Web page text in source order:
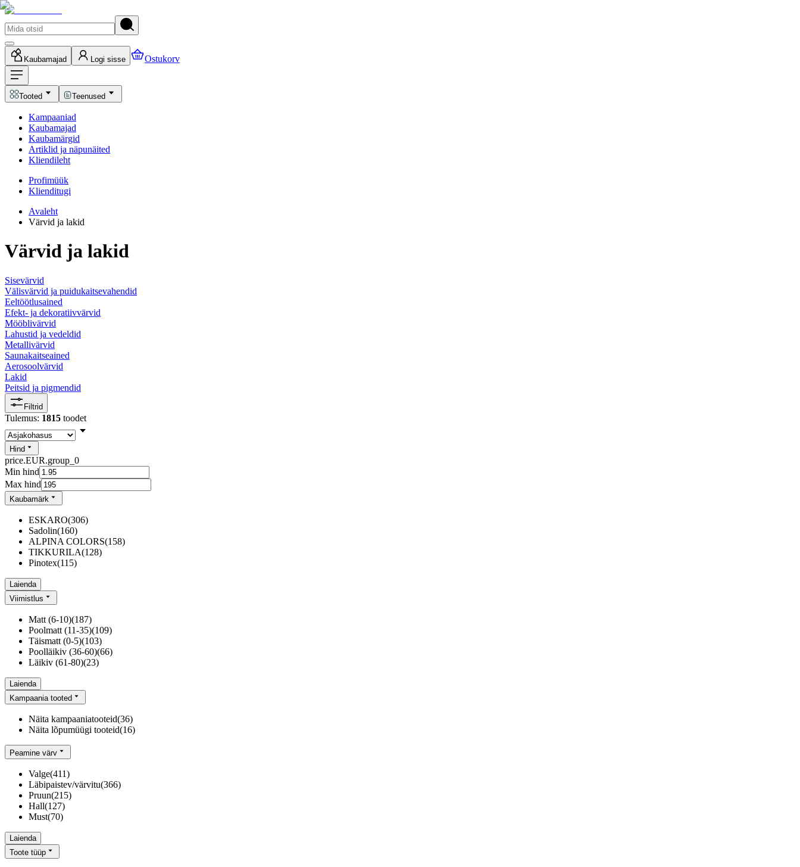
Kaubamajad Logi sisse Ostukorv
Tooted Teenused
Kampaaniad
Kaubamajad
Kaubamärgid
Artiklid ja näpunäited
Kliendileht
Profimüük
Klienditugi
Avaleht
Värvid ja lakid
Värvid ja lakid
Sisevärvid
Välisvärvid ja puidukaitsevahendid
Eeltöötlusained
Efekt- ja dekoratiivvärvid
Mööblivärvid
Lahustid ja vedeldid
Metallivärvid
Saunakaitseained
Aerosoolvärvid
Lakid
Peitsid ja pigmendid
Filtrid
Tulemus: 1815 toodet
Hind
price.EUR.group_0
Min hind
Max hind
Kaubamärk
ESKARO(306)
Sadolin(160)
ALPINA COLORS(158)
TIKKURILA(128)
Pinotex(115)
Laienda
Viimistlus
Matt (6-10)(187)
Poolmatt (11-35)(109)
Täismatt (0-5)(103)
Poolläikiv (36-60)(66)
Läikiv (61-80)(23)
Laienda
Kampaania tooted
Näita kampaaniatooteid(36)
Näita lõpumüügi tooteid(16)
Peamine värv
Valge(411)
Läbipaistev/värvitu(366)
Pruun(215)
Hall(127)
Must(70)
Laienda
Toote tüüp